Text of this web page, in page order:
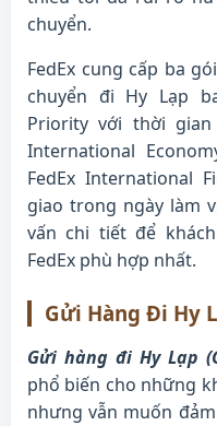
chuyển.
FedEx cung cấp ba
chuyển đi Hy Lạp
Priority với thời
International
FedEx International
giao trong ngày làm
vấn chi tiết để
FedEx phù hợp nhất.
Gửi Hàng Đi Hy
Gửi hàng đi Hy Lạp
phổ biến cho những
nhưng vẫn muốn